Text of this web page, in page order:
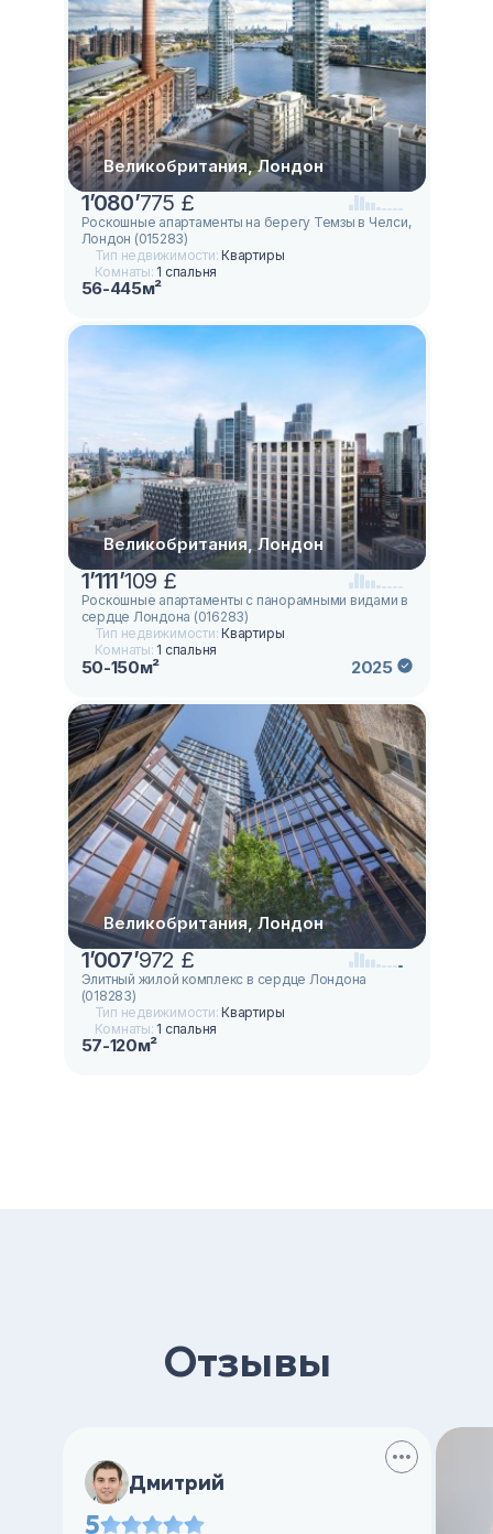
Великобритания, Лондон
1’080’775 £
Роскошные апартаменты на берегу Темзы в Челси,
Лондон (015283)
Тип недвижимости:Квартиры
Комнаты: 1 спальня
56-445м²
Великобритания, Лондон
1’111’109 £
Роскошные апартаменты с панорамными видами в
сердце Лондона (016283)
Тип недвижимости:Квартиры
Комнаты: 1 спальня
50-150м² 2025
Великобритания, Лондон
1’007’972 £
Элитный жилой комплекс в сердце Лондона
(018283)
Тип недвижимости:Квартиры
Комнаты: 1 спальня
57-120м²
Отзывы
Дмитрий
5